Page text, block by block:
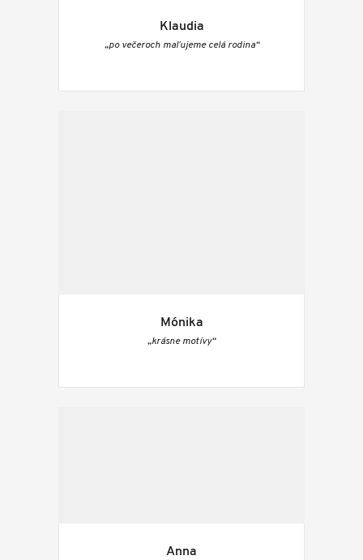
Klaudia
„po večeroch maľujeme celá rodina“
Mónika
„krásne motívy“
Anna